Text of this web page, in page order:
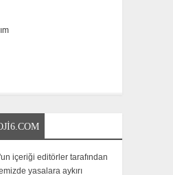
içeriği editörler tarafından
yasalara aykırı